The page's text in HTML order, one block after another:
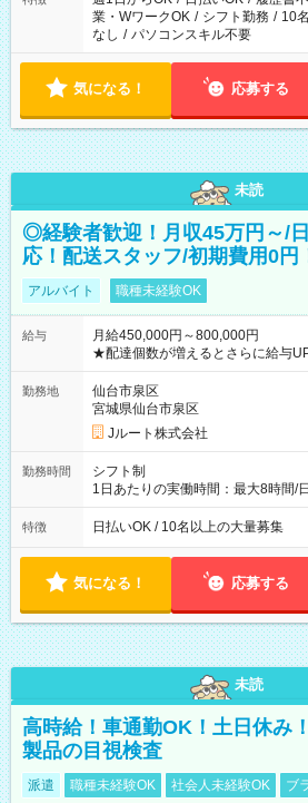
業・WワークOK / シフト勤務 / 10
なし / パソコンスキル不要
気になる！ 応募する
未読
◎経験者歓迎！月収45万円～/
応！配送スタッフ/初期費用0円
アルバイト 職種未経験OK
給与
月給450,000円～800,000円
★配達個数が増えるとさらに給与
ど！ ・主要都市エリア 月収55万円／週5日稼働 月収65万~112
万円／週6日稼働 ・地方郊外エリア 月収40万円／週5日稼働 月
収40万円~50万円／週6日稼働 ＜モデルイメージ＞ ■月収50万
円 (27歳男性/江東区在住)※元建築
(日休み) ■月収80万円(43歳男性/墨田区在住)※元営業 1日200個
勤務地
仙台市泉区
宮城県仙台市泉区
Jルート株式会社
勤務時間
シフト制
1日あたりの実働時間：最大8時間/
働8時間） ※週5日勤務（場所次第
によって時間外での勤務可能性有
特徴 日払いOK / 10名以上の大量募集
気になる！ 応募する
未読
高時給！車通勤OK！土日休み
製品の目視検査
派遣 職種未経験OK 社会人未経験OK
ブ